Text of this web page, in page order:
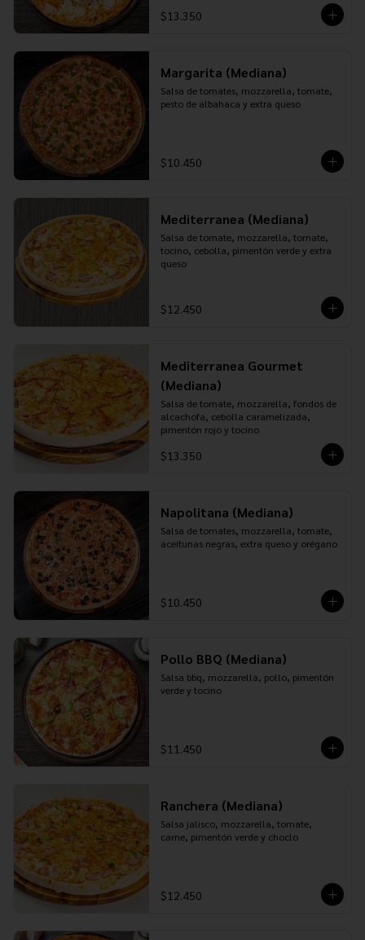
$13.350
Margarita (Mediana)
Salsa de tomates, mozzarella, tomate,
pesto de albahaca y extra queso
$10.450
Mediterranea (Mediana)
Salsa de tomate, mozzarella, tomate,
tocino, cebolla, pimentón verde y extra
queso
$12.450
Mediterranea Gourmet
(Mediana)
Salsa de tomate, mozzarella, fondos de
alcachofa, cebolla caramelizada,
pimentón rojo y tocino
$13.350
Napolitana (Mediana)
Salsa de tomates, mozzarella, tomate,
aceitunas negras, extra queso y orégano
$10.450
Pollo BBQ (Mediana)
Salsa bbq, mozzarella, pollo, pimentón
verde y tocino
$11.450
Ranchera (Mediana)
Salsa jalisco, mozzarella, tomate,
carne, pimentón verde y choclo
$12.450